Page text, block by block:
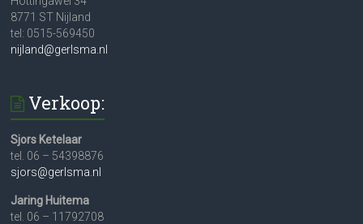
8771 ST Nijland
tel: 0515-569450
nijland@gerlsma.nl
Verkoop:
Sjors Ketelaar
tel. 06 – 54398876
sjors@gerlsma.nl
Jaring Huitema
tel. 06 – 11792708